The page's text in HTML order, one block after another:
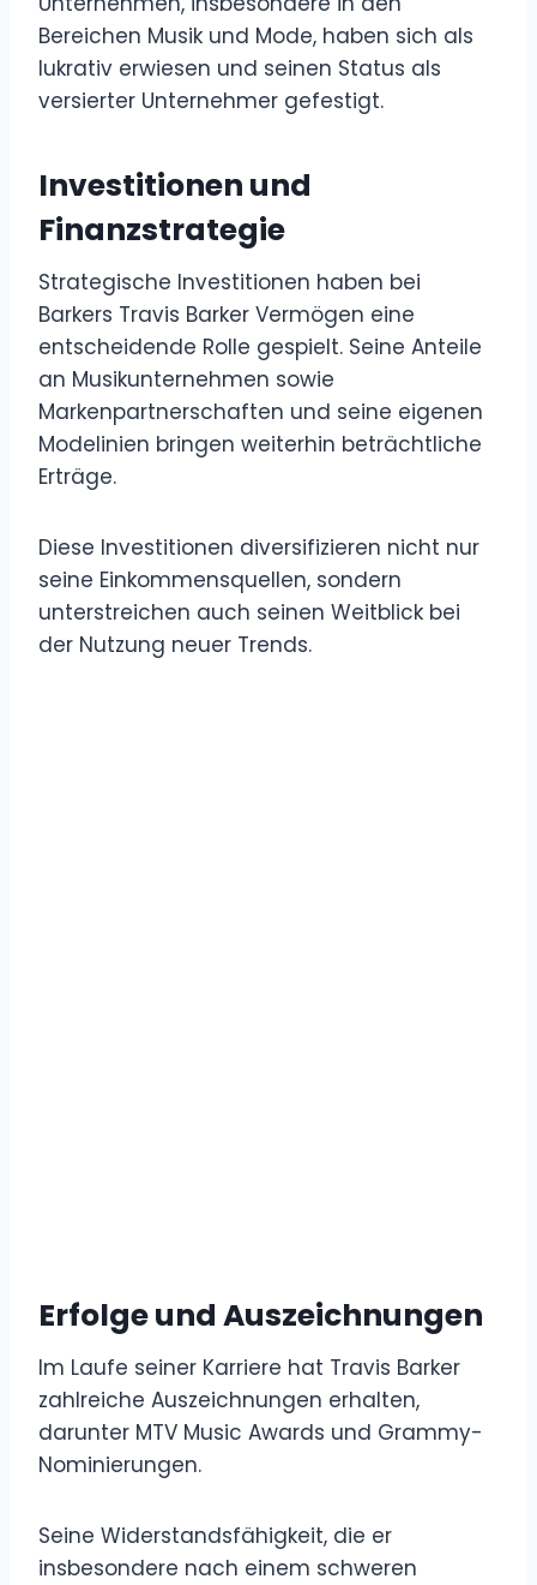
Bereichen Musik und Mode, haben sich als
lukrativ erwiesen und seinen Status als
versierter Unternehmer gefestigt.
Investitionen und
Finanzstrategie
Strategische Investitionen haben bei
Barkers Travis Barker Vermögen eine
entscheidende Rolle gespielt. Seine Anteile
an Musikunternehmen sowie
Markenpartnerschaften und seine eigenen
Modelinien bringen weiterhin beträchtliche
Erträge.
Diese Investitionen diversifizieren nicht nur
seine Einkommensquellen, sondern
unterstreichen auch seinen Weitblick bei
der Nutzung neuer Trends.
Erfolge und Auszeichnungen
Im Laufe seiner Karriere hat Travis Barker
zahlreiche Auszeichnungen erhalten,
darunter MTV Music Awards und Grammy-
Nominierungen.
Seine Widerstandsfähigkeit, die er
insbesondere nach einem schweren